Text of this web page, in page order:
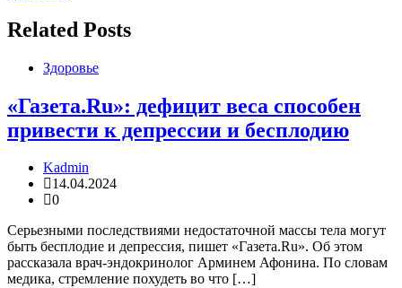
Related Posts
Здоровье
«Газета.Ru»: дефицит веса способен
привести к депрессии и бесплодию
Kadmin
14.04.2024
0
Серьезными последствиями недостаточной массы тела могут
быть бесплодие и депрессия, пишет «Газета.Ru». Об этом
рассказала врач-эндокринолог Арминем Афонина. По словам
медика, стремление похудеть во что […]